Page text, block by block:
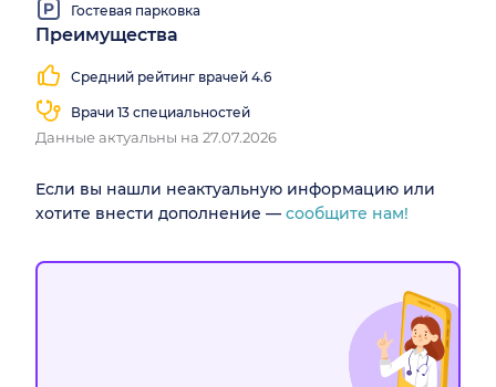
Гостевая парковка
Преимущества
Средний рейтинг врачей 4.6
Врачи 13 специальностей
Данные актуальны на 27.07.2026
Если вы нашли неактуальную информацию или
хотите внести дополнение — сообщите нам!